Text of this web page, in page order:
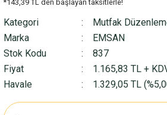
*143,39 TL den başlayan taksitlerle!
Kategori
Mutfak
Marka
EMSAN
Stok Kodu
837
Fiyat
1.165,83 TL +
Havale
1.329,05 TL